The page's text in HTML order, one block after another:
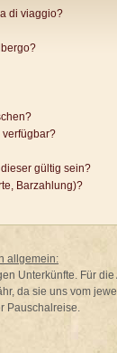
di viaggio?
verfügbar?
gültig sein?
Barzahlung)?
allgemein:
Unterkünfte. Für
da sie uns vom
Pauschalreise.